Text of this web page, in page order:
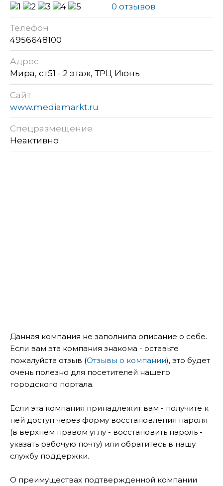
0 отзывов
Телефон
4956648100
Адрес
Мира, ст51 - 2 этаж, ТРЦ Июнь
Сайт
www.mediamarkt.ru
Спецразмещение
Неактивно
Данная компания не заполнила описание о себе.
Если вам эта компания знакома - оставьте
пожалуйста отзыв (Отзывы о компании), это будет
очень полезно для посетителей нашего
городского портала.
Если эта компания принадлежит вам - получите к
ней доступ через форму восстановления пароля
(в верхнем правом углу - восстановить пароль -
указать рабочую почту) или обратитесь в нашу
службу поддержки.
О преимуществах подтвержденной компании